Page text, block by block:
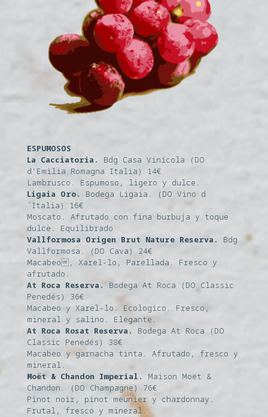
ESPUMOSOS
La Cacciatoria. Bdg Casa Vinícola (DO
d’Emilia Romagna Italia) 14€
Lambrusco. Espumoso, ligero y dulce.
Ligaia Oro. Bodega Ligaia. (DO Vino d
´Italia) 16€
Moscato. Afrutado con fina burbuja y toque
dulce. Equilibrado
Vallformosa Origen Brut Nature Reserva. Bdg
Vallformosa. (DO Cava) 24€
Macabeo, Xarel-lo, Parellada. Fresco y
afrutado.
At Roca Reserva. Bodega At Roca (DO Classic
Penedés) 36€
Macabeo y Xarel-lo. Ecologico. Fresco,
mineral y salino. Elegante.
At Roca Rosat Reserva. Bodega At Roca (DO
Classic Penedés) 38€
Macabeo y garnacha tinta. Afrutado, fresco y
mineral.
Moët & Chandon Imperial. Maison Moët &
Chandon. (DO Champagne) 76€
Pinot noir, pinot meunier y chardonnay.
Frutal, fresco y mineral.